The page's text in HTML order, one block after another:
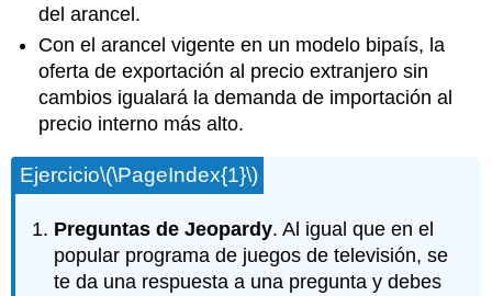
del arancel.
Con el arancel vigente en un modelo bipaís, la
oferta de exportación al precio extranjero sin
cambios igualará la demanda de importación al
precio interno más alto.
Ejercicio\(\PageIndex{1}\)
Preguntas de Jeopardy. Al igual que en el
popular programa de juegos de televisión, se
te da una respuesta a una pregunta y debes